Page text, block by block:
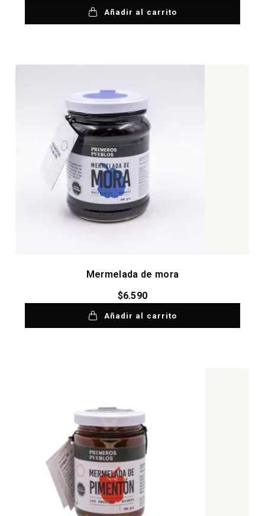
Añadir al carrito
Mermelada de mora
$6.590
Añadir al carrito